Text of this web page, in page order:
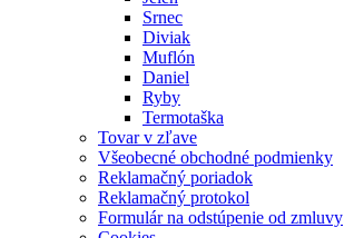
Srnec
Diviak
Muflón
Daniel
Ryby
Termotaška
Tovar v zľave
Všeobecné obchodné podmienky
Reklamačný poriadok
Reklamačný protokol
Formulár na odstúpenie od zmluvy